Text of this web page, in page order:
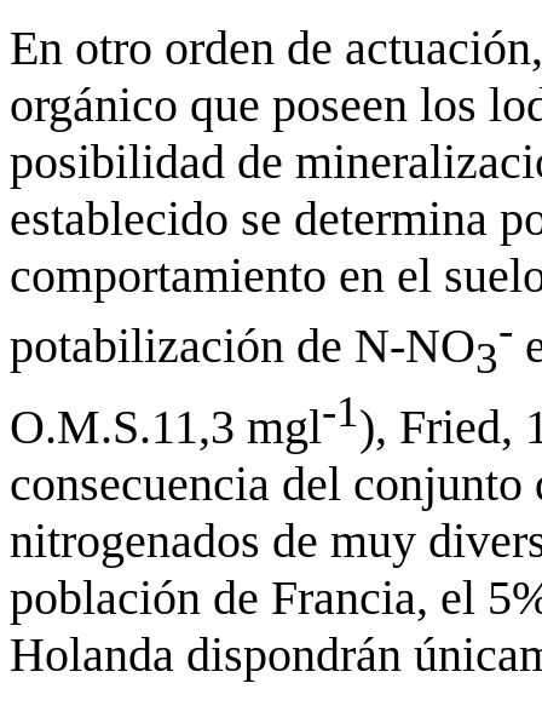
En otro orden de
orgánico que poseen los
posibilidad de
establecido se determina
comportamiento en el
potabilización de N-NO3
-
O.M.S.11,3 mgl-1), Fried,
consecuencia del conjunto
nitrogenados de muy
población de Francia, el
Holanda dispondrán